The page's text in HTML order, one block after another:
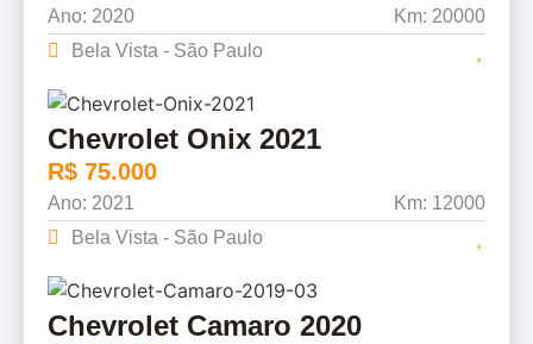
Ano: 2020
Km: 20000
Bela Vista - São Paulo
Chevrolet Onix 2021
R$ 75.000
Ano: 2021
Km: 12000
Bela Vista - São Paulo
Chevrolet Camaro 2020